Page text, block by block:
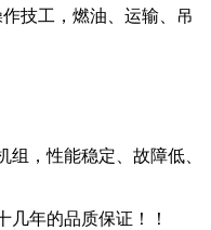
技工，燃油、运输、吊
，性能稳定、故障低、
几年的品质保证！！